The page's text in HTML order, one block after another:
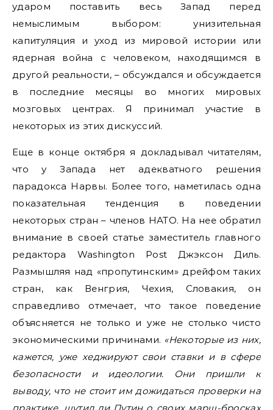
ударом поставить весь Запад перед
немыслимым выбором: унизительная
капитуляция и уход из мировой истории или
ядерная война с человеком, находящимся в
другой реальности, – обсуждался и обсуждается
в последние месяцы во многих мировых
мозговых центрах. Я принимал участие в
некоторых из этих дискуссий.
Еще в конце октября я докладывал читателям,
что у Запада нет адекватного решения
парадокса Нарвы. Более того, наметилась одна
показательная тенденция в поведении
некоторых стран – членов НАТО. На нее обратил
внимание в своей статье заместитель главного
редактора Washington Post Джэксон Диль.
Размышляя над «пропутинским» дрейфом таких
стран, как Венгрия, Чехия, Словакия, он
справедливо отмечает, что такое поведение
объясняется не только и уже не столько чисто
экономическими причинами. «Некоторые из них,
кажется, уже хеджируют свои ставки и в сфере
безопасности и идеологии. Они пришли к
выводу, что не стоит им дожидаться проверки на